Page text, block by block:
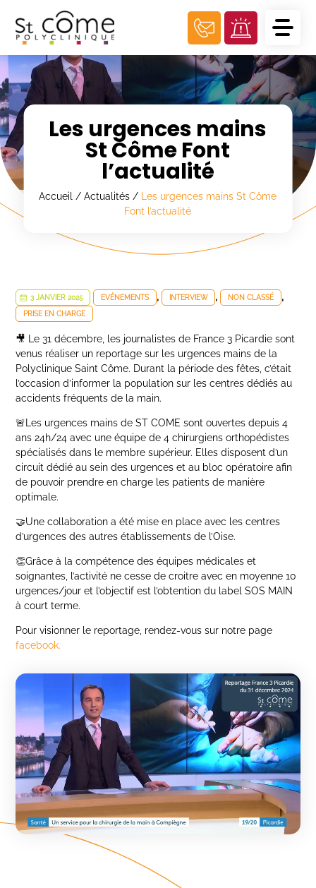
Les urgences mains
St Côme Font
l’actualité
Accueil /Actualités /
Les urgences mains St Côme
Font l’actualité
3 JANVIER 2025 EVÉNEMENTS , INTERVIEW , NON CLASSÉ ,
PRISE EN CHARGE
🎥 Le 31 décembre, les journalistes de France 3 Picardie sont
venus réaliser un reportage sur les urgences mains de la
Polyclinique Saint Côme. Durant la période des fêtes, c’était
l’occasion d’informer la population sur les centres dédiés au
accidents fréquents de la main.
🚨Les urgences mains de ST COME sont ouvertes depuis 4
ans 24h/24 avec une équipe de 4 chirurgiens orthopédistes
spécialisés dans le membre supérieur. Elles disposent d’un
circuit dédié au sein des urgences et au bloc opératoire afin
de pouvoir prendre en charge les patients de manière
optimale.
🤝Une collaboration a été mise en place avec les centres
d’urgences des autres établissements de l’Oise.
👏Grâce à la compétence des équipes médicales et
soignantes, l’activité ne cesse de croitre avec en moyenne 10
urgences/jour et l’objectif est l’obtention du label SOS MAIN
à court terme.
Pour visionner le reportage, rendez-vous sur notre page
facebook.